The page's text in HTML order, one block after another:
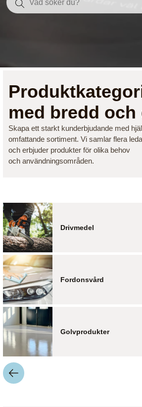
med bredd och
Skapa ett starkt kunderbjudande med
omfattande sortiment. Vi samlar flera
och erbjuder produkter för olika behov
och användningsområden.
Drivmedel
Fordonsvård
Golvprodukter